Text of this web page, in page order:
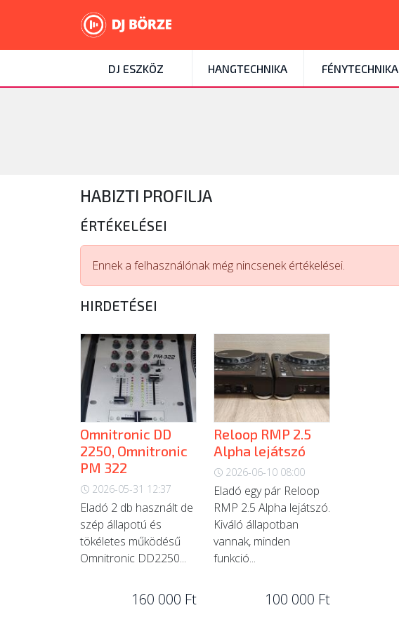
DJ ESZKÖZ HANGTECHNIKA FÉNYTECHNIKA
HABIZTI PROFILJA
ÉRTÉKELÉSEI
Ennek a felhasználónak még nincsenek értékelései.
HIRDETÉSEI
Omnitronic DD
2250, Omnitronic
PM 322
2026-05-31 12:37
Eladó 2 db használt de
szép állapotú és
tökéletes működésű
Omnitronic DD2250...
160 000 Ft
Reloop RMP 2.5
Alpha lejátszó
2026-06-10 08:00
Eladó egy pár Reloop
RMP 2.5 Alpha lejátszó.
Kiváló állapotban
vannak, minden
funkció...
100 000 Ft